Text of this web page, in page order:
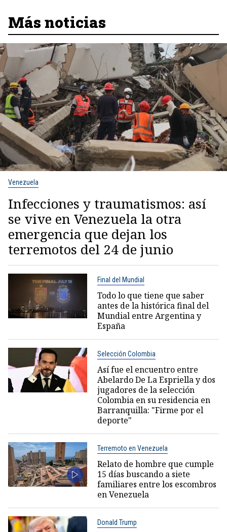
Más noticias
Venezuela
Infecciones y traumatismos: así
se vive en Venezuela la otra
emergencia que dejan los
terremotos del 24 de junio
Final del Mundial
Todo lo que tiene que saber
antes de la histórica final del
Mundial entre Argentina y
España
Selección Colombia
Así fue el encuentro entre
Abelardo De La Espriella y dos
jugadores de la selección
Colombia en su residencia en
Barranquilla: "Firme por el
deporte"
Terremoto en Venezuela
Relato de hombre que cumple
15 días buscando a siete
familiares entre los escombros
en Venezuela
Donald Trump